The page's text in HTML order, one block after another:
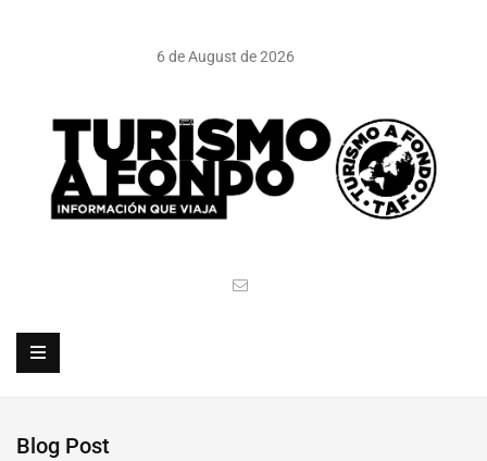
6 de August de 2026
Blog Post